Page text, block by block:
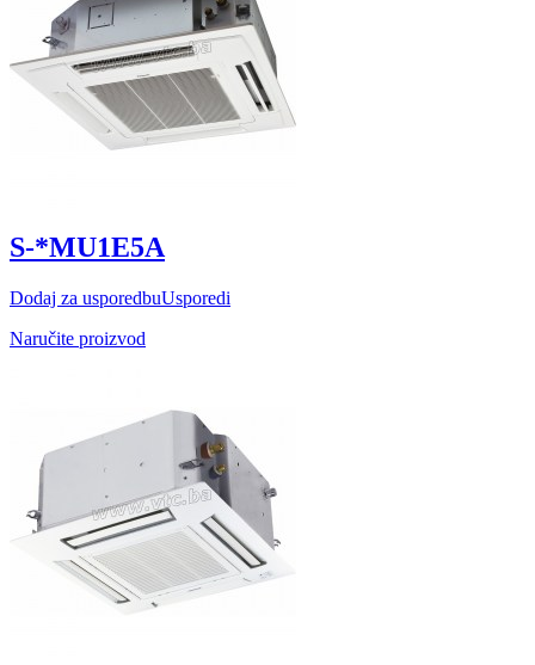
S-*MU1E5A
Dodaj za usporedbuUsporedi
Naručite proizvod